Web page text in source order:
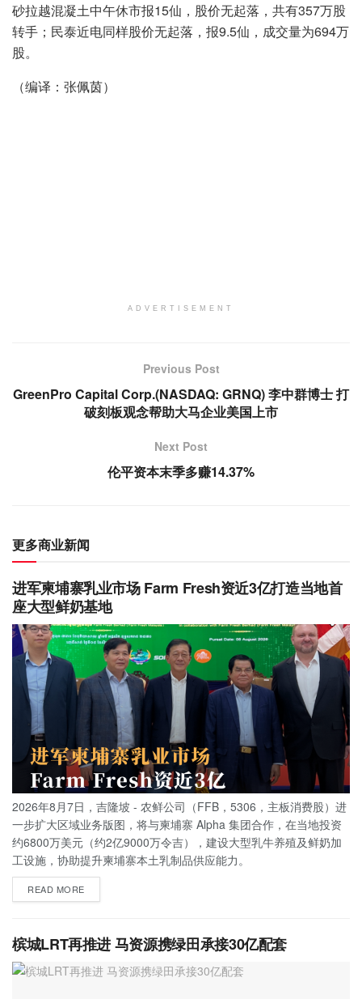
砂拉越混凝土中午休市报15仙，股价无起落，共有357万股
转手；民泰近电同样股价无起落，报9.5仙，成交量为694万
股。
（编译：张佩茵）
ADVERTISEMENT
Previous Post
GreenPro Capital Corp.(NASDAQ: GRNQ) 李中群博士 打
破刻板观念帮助大马企业美国上市
Next Post
伦平资本末季多赚14.37%
更多商业新闻
进军柬埔寨乳业市场 Farm Fresh资近3亿打造当地首
座大型鲜奶基地
2026年8月7日，吉隆坡 - 农鲜公司（FFB，5306，主板消费股）进
一步扩大区域业务版图，将与柬埔寨 Alpha 集团合作，在当地投资
约6800万美元（约2亿9000万令吉），建设大型乳牛养殖及鲜奶加
工设施，协助提升柬埔寨本土乳制品供应能力。
READ MORE
槟城LRT再推进 马资源携绿田承接30亿配套